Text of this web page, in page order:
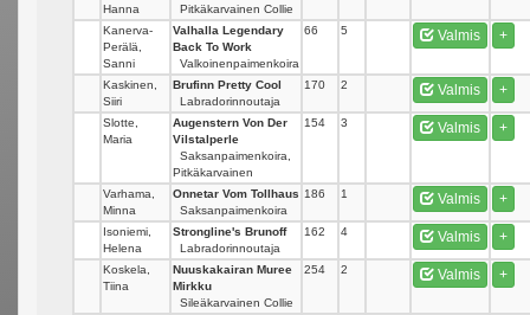
Hanna
Pitkäkarvainen Collie
Kanerva-
Perälä,
Sanni
Valhalla Legendary
Back To Work
Valkoinenpaimenkoira
66 5 Valmis +
Kaskinen,
Siiri
Brufinn Pretty Cool
Labradorinnoutaja
170 2 Valmis +
Slotte,
Maria
Augenstern Von Der
Vilstalperle
Saksanpaimenkoira,
Pitkäkarvainen
154 3 Valmis +
Varhama,
Minna
Onnetar Vom Tollhaus
Saksanpaimenkoira
186 1 Valmis +
Isoniemi,
Helena
Strongline's Brunoff
Labradorinnoutaja
162 4 Valmis +
Koskela,
Tiina
Nuuskakairan Muree
Mirkku
Sileäkarvainen Collie
254 2 Valmis +